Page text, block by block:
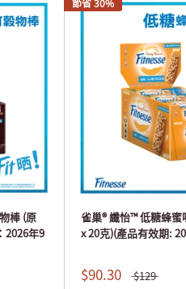
棒 (原
2026年9
節省 30%
雀巢® 纖怡™ 低糖蜂蜜
x 20克)(產品有效期:
$90.30 $129